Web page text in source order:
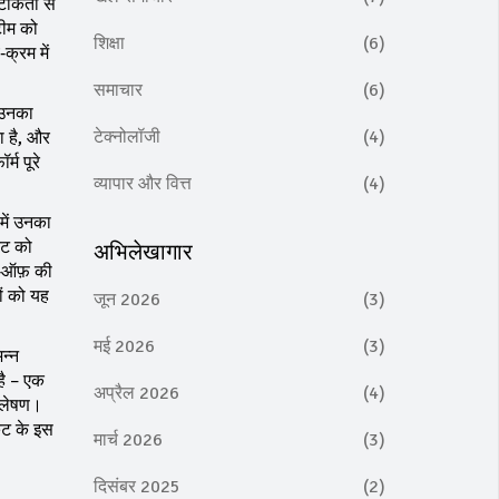
से
को
में
है, और
पूरे
उनका
को
की
को यह
– एक
के इस
शिक्षा (6)
समाचार (6)
टेक्नोलॉजी (4)
व्यापार और वित्त (4)
अभिलेखागार
जून 2026 (3)
मई 2026 (3)
अप्रैल 2026 (4)
मार्च 2026 (3)
दिसंबर 2025 (2)